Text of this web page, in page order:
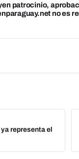
patrocinio,
no es
representa el